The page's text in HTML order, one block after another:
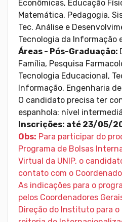
Econômicas, Educação
Matemática, Pedagogia,
Tec. Análise e
Tecnologia da Informação
Áreas - Pós-Graduação:
Família, Pesquisa
Tecnologia Educacional,
Informação, Engenharia
O candidato precisa ter
espanhola: nível
Inscrições: até 23/05/
Obs: Para participar do
Programa de Bolsas
Virtual da UNIP, o
contato com o
As indicações para o
pelos Coordenadores
Direção do Instituto para